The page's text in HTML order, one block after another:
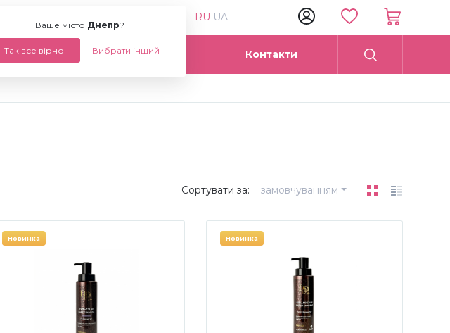
Ваше місто Днепр?
Так все вірно Вибрати інший
RU UA
Статті Опт Контакти
Сортувати за: замовчуванням
Новинка Новинка